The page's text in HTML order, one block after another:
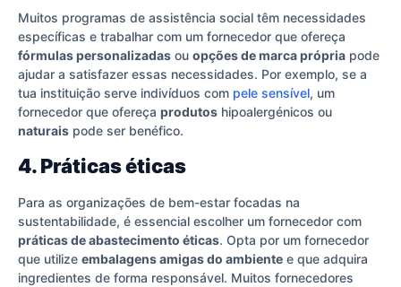
Muitos programas de assistência social têm necessidades
específicas e trabalhar com um fornecedor que ofereça
fórmulas personalizadas ou opções de marca própria pode
ajudar a satisfazer essas necessidades. Por exemplo, se a
tua instituição serve indivíduos com pele sensível, um
fornecedor que ofereça produtos hipoalergénicos ou
naturais pode ser benéfico.
4. Práticas éticas
Para as organizações de bem-estar focadas na
sustentabilidade, é essencial escolher um fornecedor com
práticas de abastecimento éticas. Opta por um fornecedor
que utilize embalagens amigas do ambiente e que adquira
ingredientes de forma responsável. Muitos fornecedores